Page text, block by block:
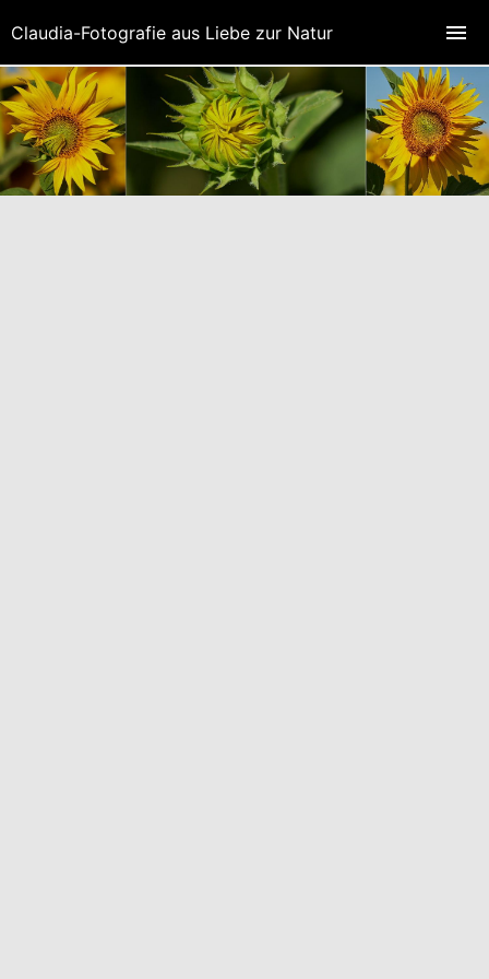
Claudia-Fotografie aus Liebe zur Natur